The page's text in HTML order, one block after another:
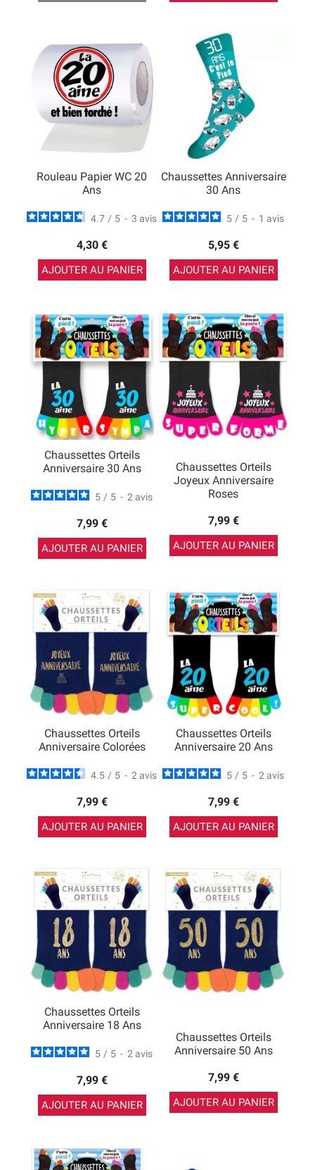
Rouleau Papier WC 20
Ans
4.7 / 5 - 3 avis
4,30 €
AJOUTER AU PANIER
Chaussettes Anniversaire
30 Ans
5 / 5 - 1 avis
5,95 €
AJOUTER AU PANIER
Chaussettes Orteils
Anniversaire 30 Ans
5 / 5 - 2 avis
7,99 €
AJOUTER AU PANIER
Chaussettes Orteils
Joyeux Anniversaire
Roses
7,99 €
AJOUTER AU PANIER
Chaussettes Orteils
Anniversaire Colorées
4.5 / 5 - 2 avis
7,99 €
AJOUTER AU PANIER
Chaussettes Orteils
Anniversaire 20 Ans
5 / 5 - 2 avis
7,99 €
AJOUTER AU PANIER
Chaussettes Orteils
Anniversaire 18 Ans
5 / 5 - 2 avis
7,99 €
AJOUTER AU PANIER
Chaussettes Orteils
Anniversaire 50 Ans
7,99 €
AJOUTER AU PANIER